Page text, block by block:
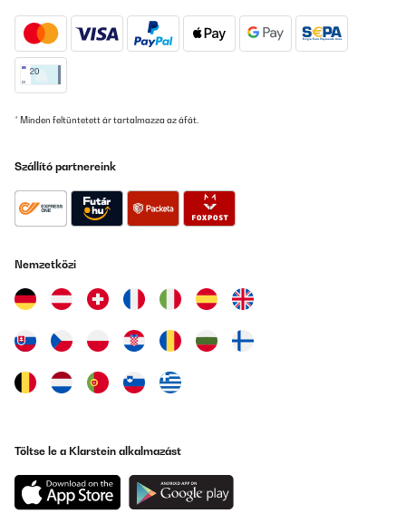
* Minden feltüntetett ár tartalmazza az áfát.
Szállító partnereink
Nemzetközi
Töltse le a Klarstein alkalmazást